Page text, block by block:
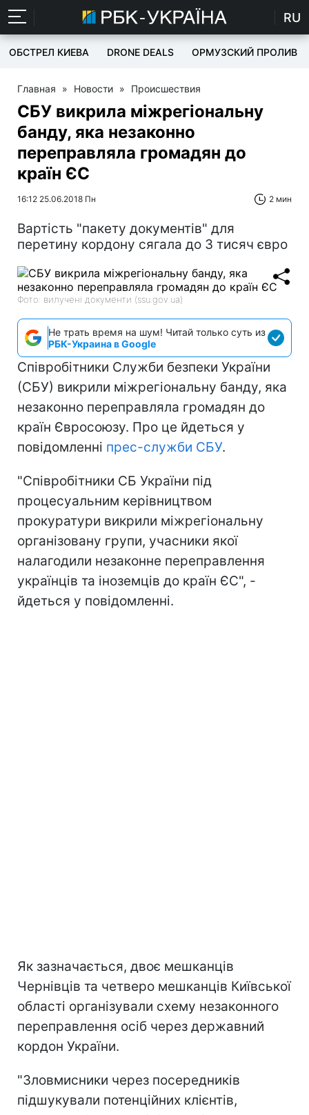
RU
ОБСТРЕЛ КИЕВА DRONE DEALS ОРМУЗСКИЙ ПРОЛИВ
Главная » Новости » Происшествия
СБУ викрила міжрегіональну
банду, яка незаконно
переправляла громадян до
країн ЄС
16:12 25.06.2018 Пн 2 мин
Вартість "пакету документів" для
перетину кордону сягала до 3 тисяч євро
Фото: вилучені документи (ssu.gov.ua)
Не трать время на шум! Читай только суть из
РБК-Украина в Google
Співробітники Служби безпеки України
(СБУ) викрили міжрегіональну банду, яка
незаконно переправляла громадян до
країн Євросоюзу. Про це йдеться у
повідомленні прес-служби СБУ.
"Співробітники СБ України під
процесуальним керівництвом
прокуратури викрили міжрегіональну
організовану групи, учасники якої
налагодили незаконне переправлення
українців та іноземців до країн ЄС", -
йдеться у повідомленні.
Як зазначається, двоє мешканців
Чернівців та четверо мешканців Київської
області організували схему незаконного
переправлення осіб через державний
кордон України.
"Зловмисники через посередників
підшукували потенційних клієнтів,